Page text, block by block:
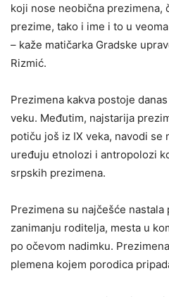
koji nose neobična prezimena,
prezime, tako i ime i to u
– kaže matičarka Gradske
Rizmić.
Prezimena kakva postoje
veku. Međutim, najstarija
potiču još iz IX veka, navodi
uređuju etnolozi i antropolozi
srpskih prezimena.
Prezimena su najčešće nastala
zanimanju roditelja, mesta u
po očevom nadimku.
plemena kojem porodica